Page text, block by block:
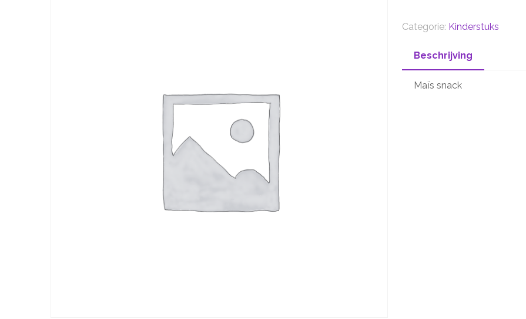
Categorie: Kinderstuks
Beschrijving
Maïs snack